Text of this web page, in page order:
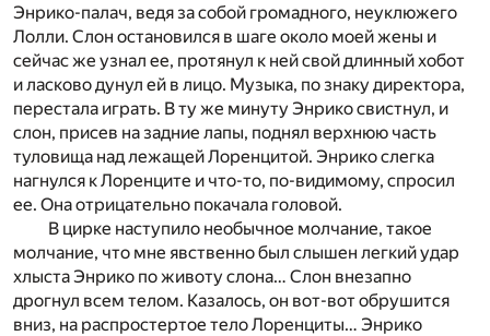
Энрико-палач, ведя за собой громадного, неуклюжего
Лолли. Слон остановился в шаге около моей жены и
сейчас же узнал ее, протянул к ней свой длинный хобот
и ласково дунул ей в лицо. Музыка, по знаку директора,
перестала играть. В ту же минуту Энрико свистнул, и
слон, присев на задние лапы, поднял верхнюю часть
туловища над лежащей Лоренцитой. Энрико слегка
нагнулся к Лоренците и что-то, по-видимому, спросил
ее. Она отрицательно покачала головой.
В цирке наступило необычное молчание, такое
молчание, что мне явственно был слышен легкий удар
хлыста Энрико по животу слона… Слон внезапно
дрогнул всем телом. Казалось, он вот-вот обрушится
вниз, на распростертое тело Лоренциты… Энрико